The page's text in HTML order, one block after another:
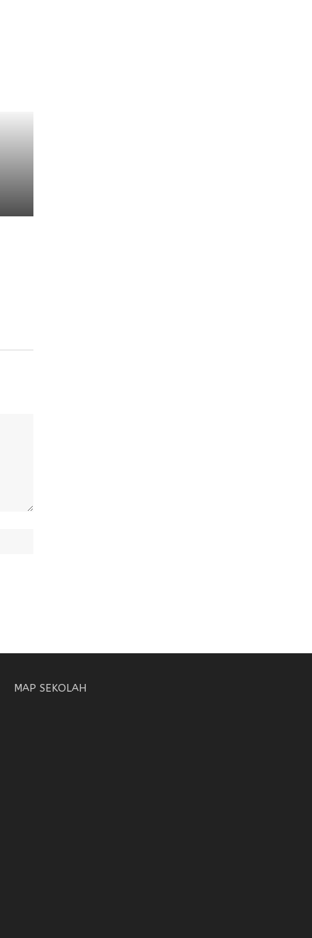
MAP SEKOLAH